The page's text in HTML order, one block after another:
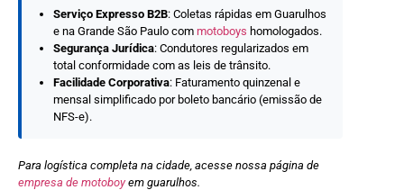
Serviço Expresso B2B: Coletas rápidas em Guarulhos
e na Grande São Paulo com motoboys homologados.
Segurança Jurídica: Condutores regularizados em
total conformidade com as leis de trânsito.
Facilidade Corporativa: Faturamento quinzenal e
mensal simplificado por boleto bancário (emissão de
NFS-e).
Para logística completa na cidade, acesse nossa página de
empresa de motoboyem guarulhos.